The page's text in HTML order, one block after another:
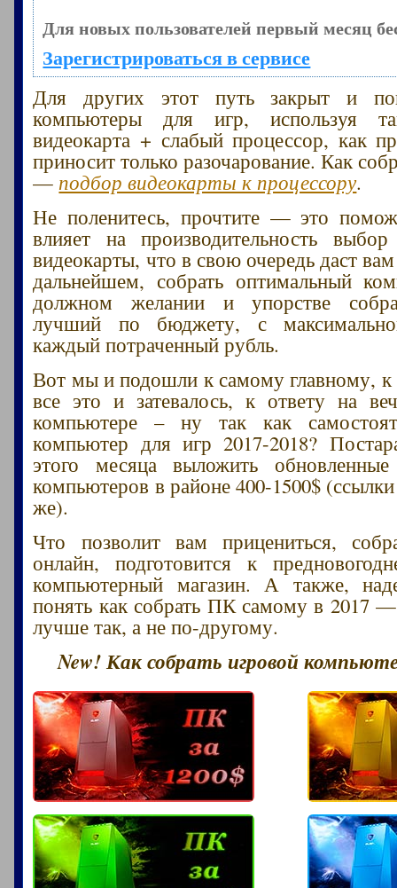
Для новых пользователей первый месяц
Зарегистрироваться в сервисе
Для других этот путь закрыт и
компьютеры для игр, используя
видеокарта + слабый процессор, как
приносит только разочарование. Как
— подбор видеокарты к процессору.
Не поленитесь, прочтите — это
влияет на производительность
видеокарты, что в свою очередь даст
дальнейшем, собрать оптимальный
должном желании и упорстве
лучший по бюджету, с
каждый потраченный рубль.
Вот мы и подошли к самому главному, к
все это и затевалось, к ответу на
компьютере – ну так как
компьютер для игр 2017-2018?
этого месяца выложить обновленные
компьютеров в районе 400-1500$ (ссылки
же).
Что позволит вам прицениться,
онлайн, подготовится к
компьютерный магазин. А также,
понять как собрать ПК самому в 2017
лучше так, а не по-другому.
New! Как собрать игровой